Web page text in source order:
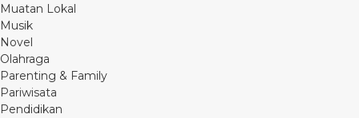
Muatan Lokal
Musik
Novel
Olahraga
Parenting & Family
Pariwisata
Pendidikan